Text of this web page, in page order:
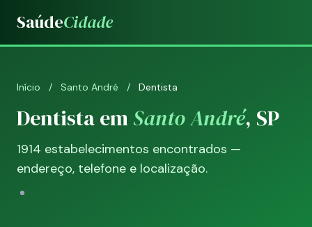
SaúdeCidade
Início / Santo André / Dentista
Dentista emSanto André, SP
1914 estabelecimentos encontrados —
endereço, telefone e localização.